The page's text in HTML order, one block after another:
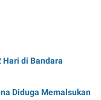
Hari di Bandara
Diduga Memalsukan